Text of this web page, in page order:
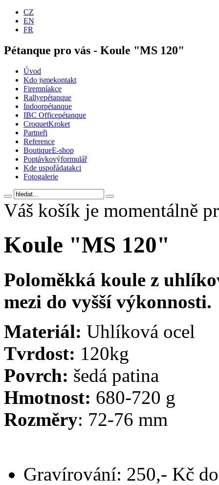
CZ
EN
FR
Pétanque pro vás - Koule "MS 120"
Úvod
Kdo jsmekontakt
Firemníakce
Rallyepétanque
Indoorpétanque
IBC Officepétanque
CroquetKroket
Partneři
Reference
BoutiqueE-shop
Poptávkovýformulář
Kde uspořádatakci
Fotogalerie
Váš košík je momentálně
Koule "MS 120"
Poloměkká koule z
mezi do vyšší výkonnosti.
Materiál: Uhlíková ocel
Tvrdost: 120kg
Povrch: šedá patina
Hmotnost: 680-720 g
Rozměry: 72-76 mm
Gravírování: 250,- Kč